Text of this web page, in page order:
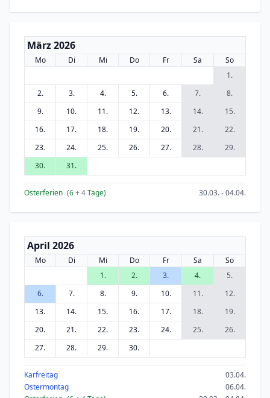
März 2026
Mo Di Mi Do Fr Sa
So
1.
2.
3. 4. 5. 6. 7.
8.
9.
10. 11. 12. 13. 14.
15.
16.
17. 18. 19. 20. 21.
22.
23.
24. 25. 26. 27. 28.
29.
30.
31.
Osterferien (6+ 4Tage) 30.03. - 04.04.
April 2026
Mo Di Mi Do Fr Sa
So
1.
2. 3. 4.
5.
6.
7. 8. 9. 10. 11.
12.
13.
14. 15. 16. 17. 18.
19.
20.
21. 22. 23. 24. 25.
26.
27.
28. 29. 30.
Karfreitag
03.04.
Ostermontag
06.04.